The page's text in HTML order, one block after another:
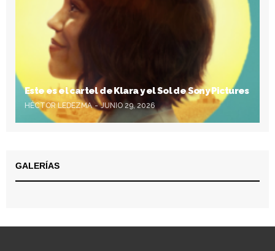
Este es el cartel de Klara y el Sol de Sony Pictures
HÉCTOR LEDEZMA JUNIO 29, 2026
GALERÍAS